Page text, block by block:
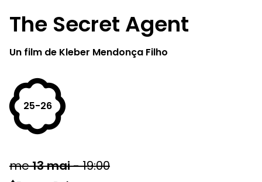
The Secret Agent
Un film de Kleber Mendonça Filho
25-26
me13mai-19:00